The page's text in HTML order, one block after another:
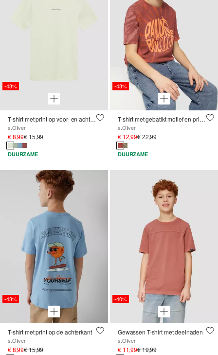
-43%
T-shirt met print op voor- en achterkant
s.Oliver
€ 8,99€ 15,99
DUURZAME
-43%
T-shirt met gebatikt motief en print op de voorkant
s.Oliver
€ 12,99€ 22,99
DUURZAME
-43%
T-shirt met print op de achterkant
s.Oliver
€ 8,99€ 15,99
-40%
Gewassen T-shirt met deelnaden
s.Oliver
€ 11,99€ 19,99